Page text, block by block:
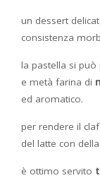
un dessert
consistenza
la pastella si
e metà farina di
ed aromatico.
per rendere il
del latte con della
è ottimo servito